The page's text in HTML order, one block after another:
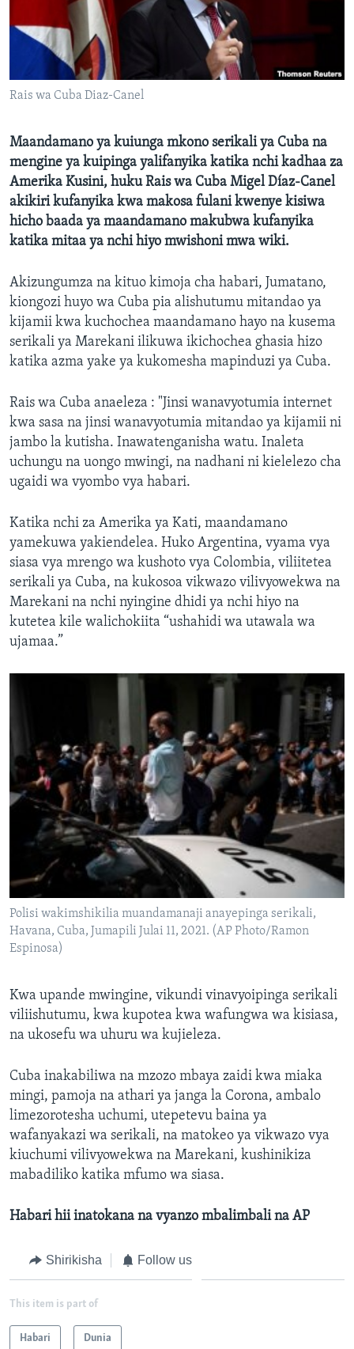
Rais wa Cuba Diaz-Canel
Maandamano ya kuiunga mkono serikali ya Cuba na
mengine ya kuipinga yalifanyika katika nchi kadhaa za
Amerika Kusini, huku Rais wa Cuba Migel Díaz-Canel
akikiri kufanyika kwa makosa fulani kwenye kisiwa
hicho baada ya maandamano makubwa kufanyika
katika mitaa ya nchi hiyo mwishoni mwa wiki.
Akizungumza na kituo kimoja cha habari, Jumatano,
kiongozi huyo wa Cuba pia alishutumu mitandao ya
kijamii kwa kuchochea maandamano hayo na kusema
serikali ya Marekani ilikuwa ikichochea ghasia hizo
katika azma yake ya kukomesha mapinduzi ya Cuba.
Rais wa Cuba anaeleza : "Jinsi wanavyotumia internet
kwa sasa na jinsi wanavyotumia mitandao ya kijamii ni
jambo la kutisha. Inawatenganisha watu. Inaleta
uchungu na uongo mwingi, na nadhani ni kielelezo cha
ugaidi wa vyombo vya habari.
Katika nchi za Amerika ya Kati, maandamano
yamekuwa yakiendelea. Huko Argentina, vyama vya
siasa vya mrengo wa kushoto vya Colombia, viliitetea
serikali ya Cuba, na kukosoa vikwazo vilivyowekwa na
Marekani na nchi nyingine dhidi ya nchi hiyo na
kutetea kile walichokiita “ushahidi wa utawala wa
ujamaa.”
Polisi wakimshikilia muandamanaji anayepinga serikali,
Havana, Cuba, Jumapili Julai 11, 2021. (AP Photo/Ramon
Espinosa)
Kwa upande mwingine, vikundi vinavyoipinga serikali
viliishutumu, kwa kupotea kwa wafungwa wa kisiasa,
na ukosefu wa uhuru wa kujieleza.
Cuba inakabiliwa na mzozo mbaya zaidi kwa miaka
mingi, pamoja na athari ya janga la Corona, ambalo
limezorotesha uchumi, utepetevu baina ya
wafanyakazi wa serikali, na matokeo ya vikwazo vya
kiuchumi vilivyowekwa na Marekani, kushinikiza
mabadiliko katika mfumo wa siasa.
Habari hii inatokana na vyanzo mbalimbali na AP
Shirikisha Follow us
This item is part of
Habari Dunia